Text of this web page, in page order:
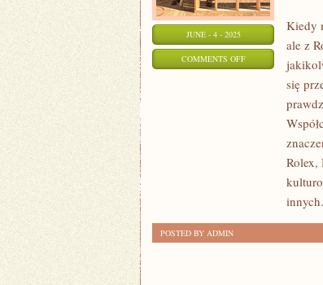
JUNE - 4 - 2025
COMMENTS OFFON
LUKSUSOWE
BIŻUTERIA
–
DLACZEGO
Kiedy
ale z
się
Rolex,
POSTED BY ADMIN